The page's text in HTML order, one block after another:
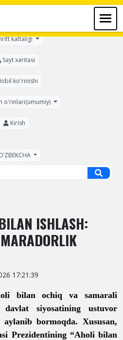
kattaligi
Sayt xaritasi
ko'rinishi
o'rinlari(umumiy)
Kirish
ISHLASH:
17:21:39
bilan ochiq va samarali
davlat siyosatining ustuvor
bormoqda. Xususan,
Prezidentining “Aholi bilan